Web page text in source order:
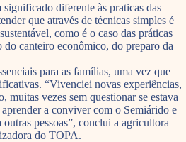
diferente às praticas das
que através de técnicas simples é
como é o caso das práticas
do canteiro econômico, do preparo da
para as famílias, uma vez que
“Vivenciei novas experiências,
muitas vezes sem questionar se estava
a conviver com o Semiárido e
pessoas”, conclui a agricultora
do TOPA.